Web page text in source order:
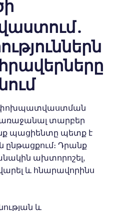
փոխպատվաստման
տարբեր
պացիենտը պետք է
ընթացքում։ Դրանք
ախտորոշել,
և հնարավորինս
և